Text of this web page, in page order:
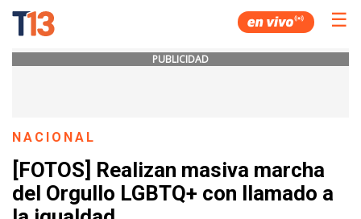
☰
PUBLICIDAD
NACIONAL
[FOTOS] Realizan masiva marcha
del Orgullo LGBTQ+ con llamado a